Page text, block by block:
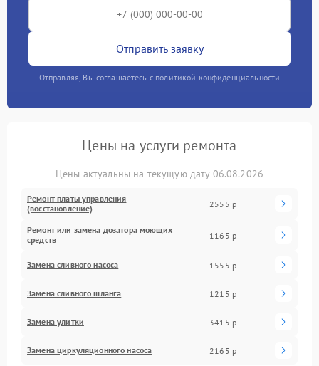
Отправить заявку
Отправляя, Вы соглашаетесь с политикой конфиденциальности
Цены на услуги ремонта
Цены актуальны на текущую дату 06.08.2026
Ремонт платы управления
(восстановление)
2555 р
Ремонт или замена дозатора моющих
средств
1165 р
Замена сливного насоса 1555 р
Замена сливного шланга 1215 р
Замена улитки 3415 р
Замена циркуляционного насоса 2165 р